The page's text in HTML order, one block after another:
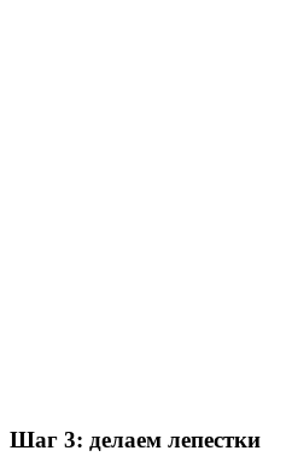
Шаг 3: делаем лепестки